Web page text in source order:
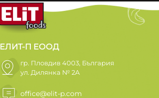
ЕЛИТ-П ЕООД
гр. Пловдив 4003, България
ул. Дилянка № 2А
office@elit-p.com